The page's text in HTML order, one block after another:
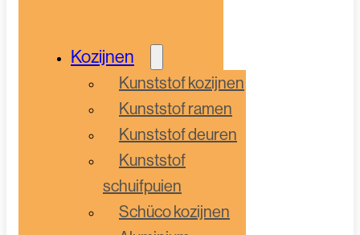
Kozijnen
Kunststof kozijnen
Kunststof ramen
Kunststof deuren
Kunststof
schuifpuien
Schüco kozijnen